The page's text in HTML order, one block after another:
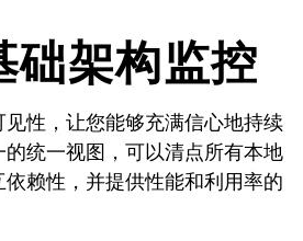
础架构监控
性，让您能够充满信心地持续
统一视图，可以清点所有本地
赖性，并提供性能和利用率的